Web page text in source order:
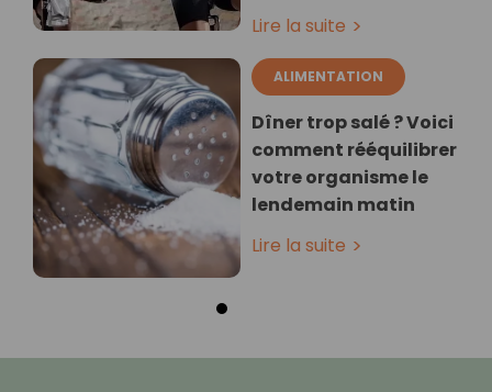
Lire la suite
ALIMENTATION
Dîner trop salé ? Voici
comment rééquilibrer
votre organisme le
lendemain matin
Lire la suite